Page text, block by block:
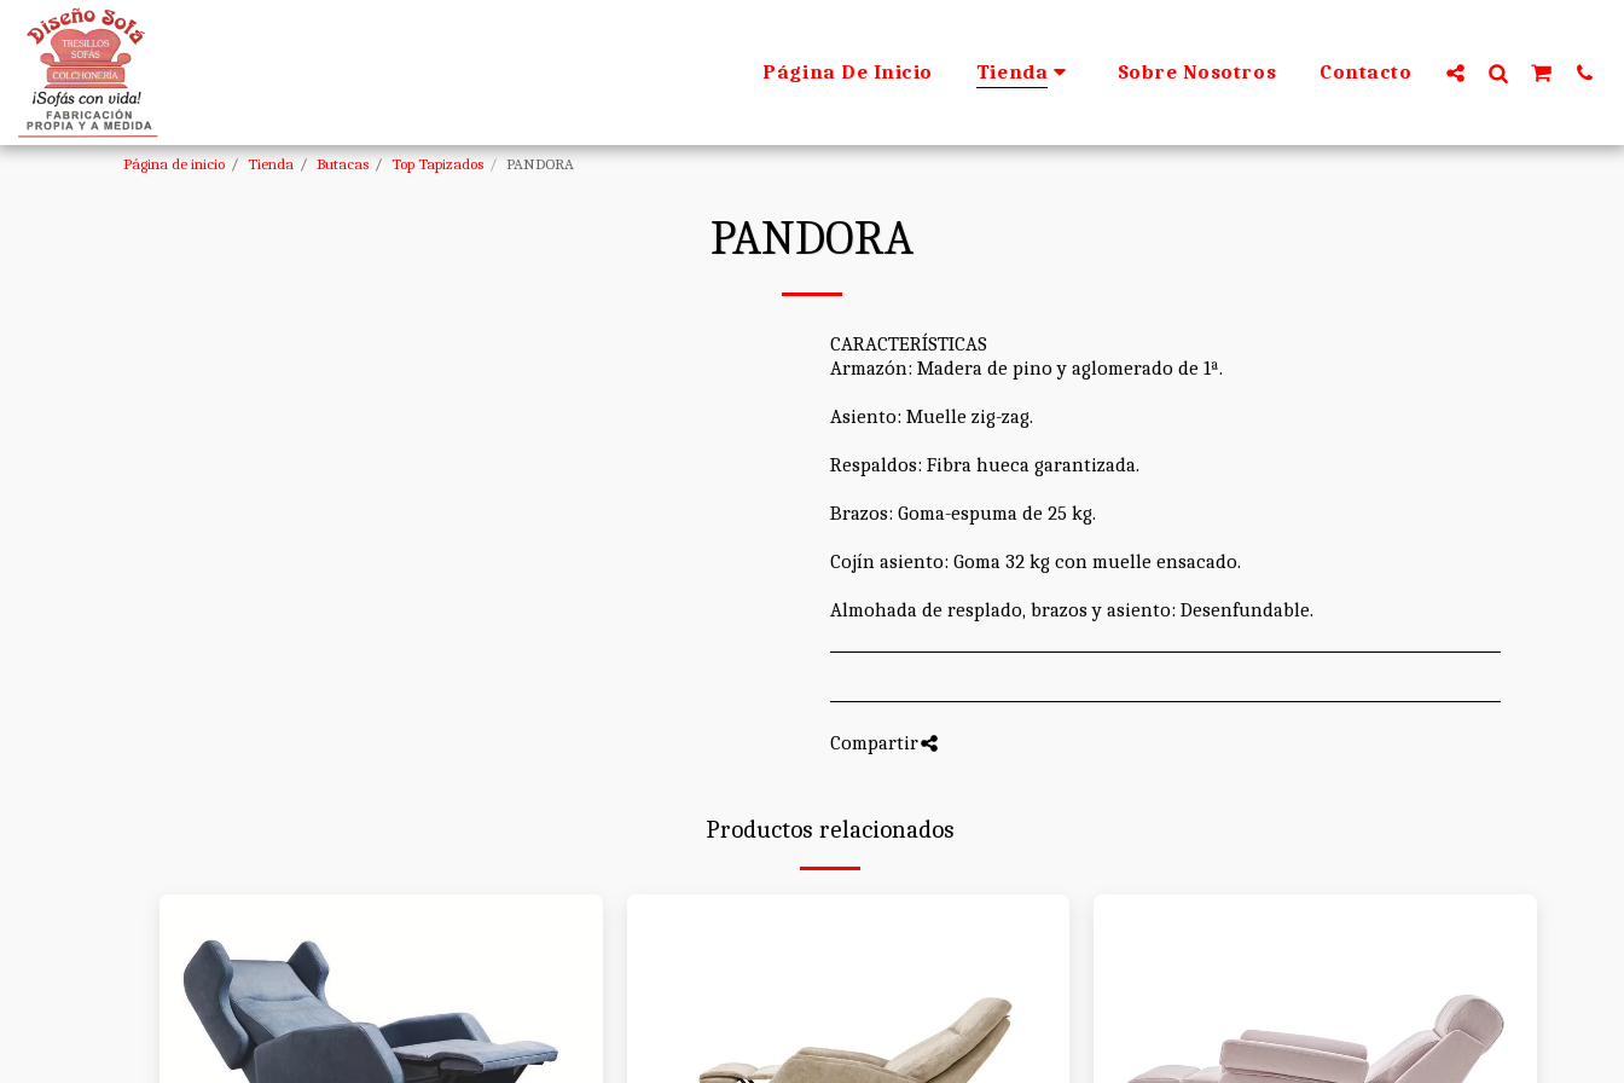
Página De Inicio Tienda Sobre Nosotros Contacto
Página de inicio Tienda Butacas Top Tapizados PANDORA
PANDORA
CARACTERÍSTICAS
Armazón: Madera de pino y aglomerado de 1ª.
Asiento: Muelle zig-zag.
Respaldos: Fibra hueca garantizada.
Brazos: Goma-espuma de 25 kg.
Cojín asiento: Goma 32 kg con muelle ensacado.
Almohada de resplado, brazos y asiento: Desenfundable.
Compartir
Productos relacionados